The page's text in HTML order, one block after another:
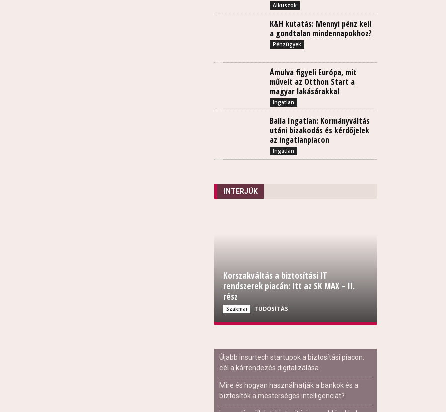
Alkuszok
K&H kutatás: Mennyi pénz kell
a gondtalan mindennapokhoz?
Pénzügyek
Ámulva figyeli Európa, mit
művelt az Otthon Start a
magyar lakásárakkal
Ingatlan
Balla Ingatlan: Kormányváltás
utáni bizakodás és kérdőjelek
az ingatlanpiacon
Ingatlan
INTERJÚK
Korszakváltás a biztosítási IT
rendszerek piacán: Itt az SK MAX – II.
rész
Szakmai TUDÓSÍTÁS
Újabb insurtech startupok a biztosítási piacon:
cél a kárrendezés digitalizálása
Mire és hogyan használhatják a bankok és a
biztosítók a mesterséges intelligenciát?